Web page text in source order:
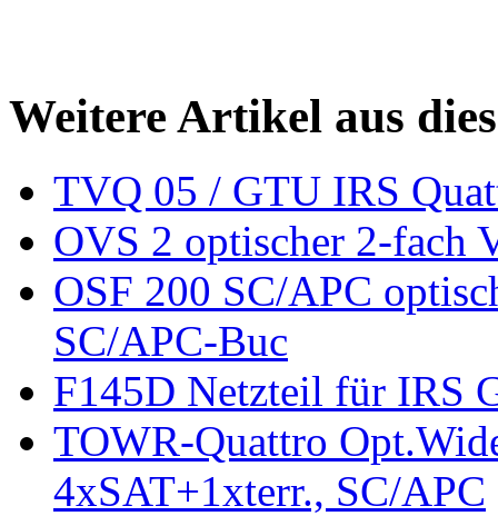
Weitere Artikel aus
TVQ 05 / GTU IRS
OVS 2 optischer 2-fach
OSF 200 SC/APC
SC/APC-Buc
F145D Netzteil für IRS
TOWR-Quattro
4xSAT+1xterr., SC/APC